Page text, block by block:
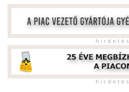
h i r d e t é s
h i r d e t é s